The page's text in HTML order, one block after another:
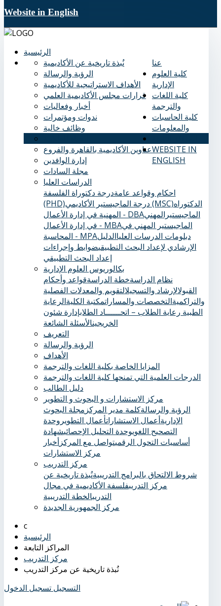
Website in English
الرئيسية
عنا
نُبذة تاريخية عن الأكاديمية
الرؤية والرسالة
الأهداف الاستراتيجية للأكاديمية
قرارات مجلس الأكاديمية العلمي
أخبار وفعاليات
ندوات ومؤتمرات
وظائف خالية
عناوين الأكاديمية بالقاهرة والفروع
إدارة الوافدين
كلية العلوم
الإدارية
مجلة السادات
الدراسات العليا
احكام وقواعد عامةدرجة دكتوراة الفلسفة
(PHD)
درجة الماجيستير الأكاديمي (MSC)الدكتوراه
المهنية في إدارة الأعمال - DBAالماجيستيرالمهني
في إدارة الأعمال - MBAالماجيستير المهني في
المحاسبة - MPA
دبلومات الدرسات العلياالدليل
الإرشادي لإعداد البحث التطبيقيضوابط وإجراءات
إعداد البحث التطبيقي
بكالوريوس العلوم الإدارية
نظام الدراسةخطة الدراسةقواعد وأحكام
القبولالإرشاد والتسجيلالتقويم والمعدلات الفصلية
والتراكميةالتخصصات والمساراتمكتبة الكليةالرعاية
الطبية ‏ رعاية الطلاب – اتحــــــاد الطلابإدارة شئون
الخريجينالأسئلة الشائعة
كلية اللغات
والترجمة
التعريف
الرؤية والرسالة
الأهداف
المزايا الخاصة بكلية اللغات والترجمة
الدرجات العلمية التي تمنحها كلية اللغات والترجمة
دليل الطالب
كلية الحاسبات
والمعلومات
مركز الاستشارات و البحوث و التطوير
الرؤية والرسالةكلمة مدير المركز مجلة البحوث
الإداريةأعمال الاستشاراتأعمال التطوير وحدة
التصحيح اللغويوحدة التحليل الإحصائيشهادة
أساسيات التحول الرقميتواصل مع المركزأخبار
مركز الاستشارات
مركز التدريب
شروط الالتحاق بالبرامج التدريبيةنُبذة تاريخية عن
مركز التدريبفلسفة الأكاديمية في مجال
التدريبالخطة التدريبية
مركز الجمهورية الجديدة
WEBSITE IN
ENGLISH
الرئيسية
مركز التدريب
نُبذة تاريخية عن مركز التدريب
التسجيل تسجيل الدخول